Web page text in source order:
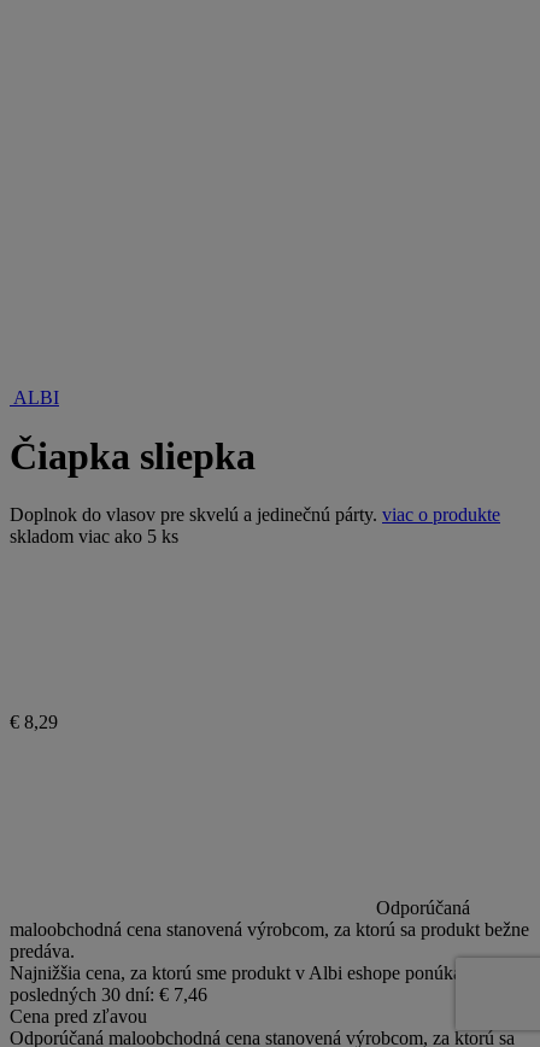
ALBI
Čiapka sliepka
Doplnok do vlasov pre skvelú a jedinečnú párty. viac o produkte
skladom viac ako 5 ks
€ 8,29
Odporúčaná
maloobchodná cena stanovená výrobcom, za ktorú sa produkt bežne
predáva.
Najnižšia cena, za ktorú sme produkt v Albi eshope ponúkali počas
posledných 30 dní: € 7,46
Cena pred zľavou
Odporúčaná maloobchodná cena stanovená výrobcom, za ktorú sa